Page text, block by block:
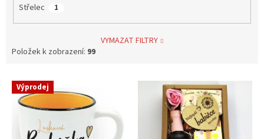
Střelec 1
VYMAZAT FILTRY
Položek k zobrazení: 99
V Výprodej